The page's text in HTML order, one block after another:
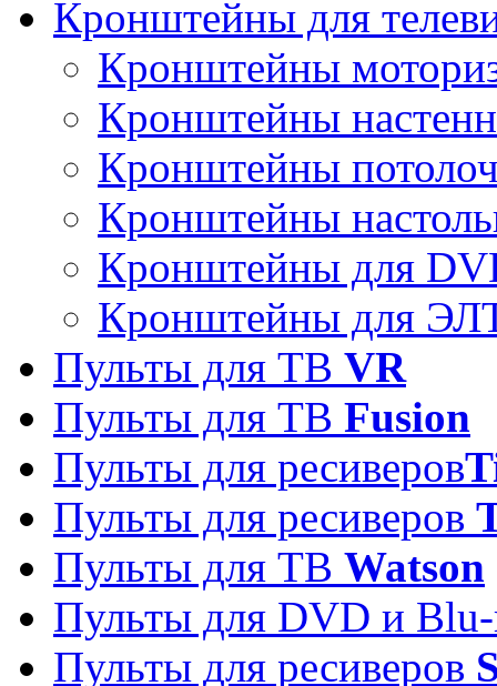
Кронштейны для
Кронштейны
Кронштейны
Кронштейны
Кронштейны
Кронштейны для
Кронштейны для
Пульты для ТВ VR
Пульты для ТВ Fusion
Пульты для ресиверов
Пульты для ресиверов
Пульты для ТВ Watson
Пульты для DVD и
Пульты для ресиверов